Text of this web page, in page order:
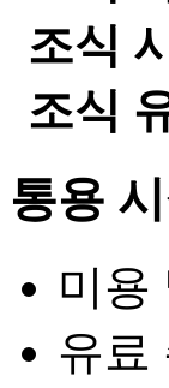
조식
조식
통용
미용
유료